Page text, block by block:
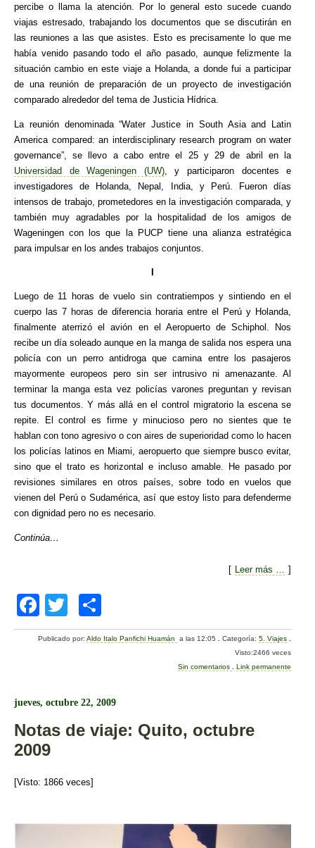
percibe o llama la atención. Por lo general esto sucede cuando
viajas estresado, trabajando los documentos que se discutirán en
las reuniones a las que asistes. Esto es precisamente lo que me
había venido pasando todo el año pasado, aunque felizmente la
situación cambio en este viaje a Holanda, a donde fui a participar
de una reunión de preparación de un proyecto de investigación
comparado alrededor del tema de Justicia Hídrica.
La reunión denominada “Water Justice in South Asia and Latin
America compared: an interdisciplinary research program on water
governance”, se llevo a cabo entre el 25 y 29 de abril en la
Universidad de Wageningen (UW), y participaron docentes e
investigadores de Holanda, Nepal, India, y Perú. Fueron días
intensos de trabajo, prometedores en la investigación comparada, y
también muy agradables por la hospitalidad de los amigos de
Wageningen con los que la PUCP tiene una alianza estratégica
para impulsar en los andes trabajos conjuntos.
Luego de 11 horas de vuelo sin contratiempos y sintiendo en el
cuerpo las 7 horas de diferencia horaria entre el Perú y Holanda,
finalmente aterrizó el avión en el Aeropuerto de Schiphol. Nos
recibe un día soleado aunque en la manga de salida nos espera una
policía con un perro antidroga que camina entre los pasajeros
mayormente europeos pero sin ser intrusivo ni amenazante. Al
terminar la manga esta vez policías varones preguntan y revisan
tus documentos. Y más allá en el control migratorio la escena se
repite. El control es firme y minucioso pero no sientes que te
hablan con tono agresivo o con aires de superioridad como lo hacen
los policías latinos en Miami, aeropuerto que siempre busco evitar,
sino que el trato es horizontal e incluso amable. He pasado por
revisiones similares en otros países, sobre todo en vuelos que
vienen del Perú o Sudamérica, así que estoy listo para defenderme
con dignidad pero no es necesario.
Continúa…
[ Leer más … ]
F
a
b
o
k
wi
tt
o
m
ar
tir
Publicado por:Aldo Italo Panfichi Huamán a las 12:05 .Categoría:5. Viajes
Visto:2466 veces
Sin comentarios
Link permanente
jueves, octubre 22, 2009
Notas de viaje: Quito, octubre
2009
[Visto: 1866 veces]